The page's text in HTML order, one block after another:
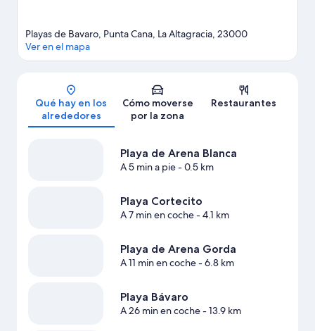
Mapa
Playas de Bavaro, Punta Cana, La Altagracia, 23000
Ver en el mapa
Qué hay en los
alrededores
Cómo moverse
por la zona
Restaurantes
Playa de Arena Blanca
A 5 min a pie- 0.5 km
Playa Cortecito
A 7 min en coche- 4.1 km
Playa de Arena Gorda
A 11 min en coche- 6.8 km
Playa Bávaro
A 26 min en coche- 13.9 km